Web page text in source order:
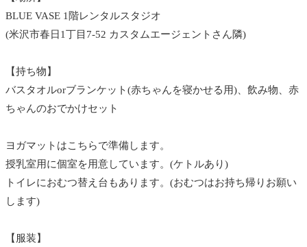
BLUE VASE 1階レンタルスタジオ
(米沢市春日1丁目7-52 カスタムエージェントさん隣)
⁡【持ち物】
バスタオルorブランケット(赤ちゃんを寝かせる用)、飲み物、赤
ちゃんのおでかけセット
⁡ヨガマットはこちらで準備します。
授乳室用に個室を用意しています。(ケトルあり)
トイレにおむつ替え台もあります。(おむつはお持ち帰りお願い
します)
⁡【服装】